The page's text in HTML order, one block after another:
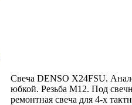
Свеча DENSO X24FSU.
юбкой. Резьба М12. Под
ремонтная свеча для 4-х